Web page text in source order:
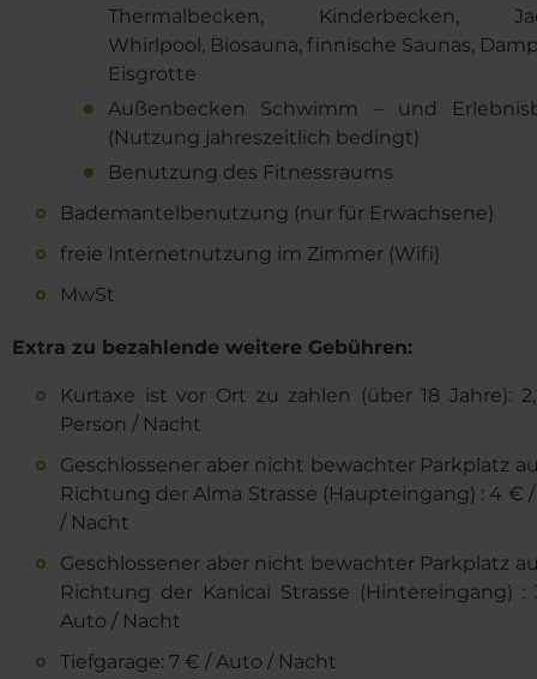
Thermalbecken, Kinderbecken,
Whirlpool, Biosauna, finnische Saunas,
Eisgrotte
Außenbecken Schwimm – und
(Nutzung jahreszeitlich bedingt)
Benutzung des Fitnessraums
Bademantelbenutzung (nur für Erwachsene)
freie Internetnutzung im Zimmer (Wifi)
MwSt
Extra zu bezahlende weitere Gebühren:
Kurtaxe ist vor Ort zu zahlen (über 18 Jahre):
Person / Nacht
Geschlossener aber nicht bewachter Parkplatz
Richtung der Alma Strasse (Haupteingang) : 4 €
/ Nacht
Geschlossener aber nicht bewachter Parkplatz
Richtung der Kanicai Strasse (Hintereingang)
Auto / Nacht
Tiefgarage: 7 € / Auto / Nacht